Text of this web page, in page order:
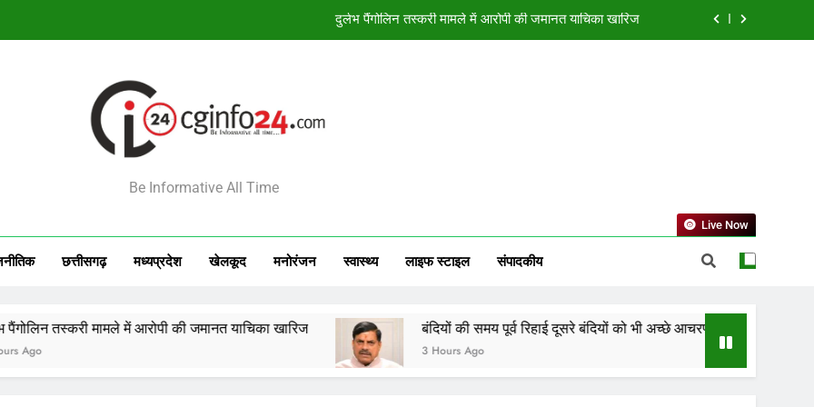
आज का राशिफल 8 अगस्त 2026: 12 राशियों का भविष्यफल, जानें किस राशि की चमकेगी किस्मत
बंदियों की समय पूर्व रिहाई दूसरे बंदियों को भी अच्छे आचरण के लिए करेगी प्रोत्साहित : मुख्यमंत्री डॉ. यादव
138 करोड़ की लागत से नांदघाट-मुंगेली रोड होगा फोरलेन
Be Informative All Time
छत्तीसगढ़ मध्‍यप्रदेश खेलकूद मनोरंजन स्‍वास्‍थ्‍य लाइफ स्टाइल संपादकीय
Live Now
मामले में आरोपी की जमानत याचिका खारिज बंदियों की समय पूर्व रिहाई दूसरे बंदियों को भी अच्छे आचरण के लिए करेगी प्रोत्साहित :
3 Hours Ago